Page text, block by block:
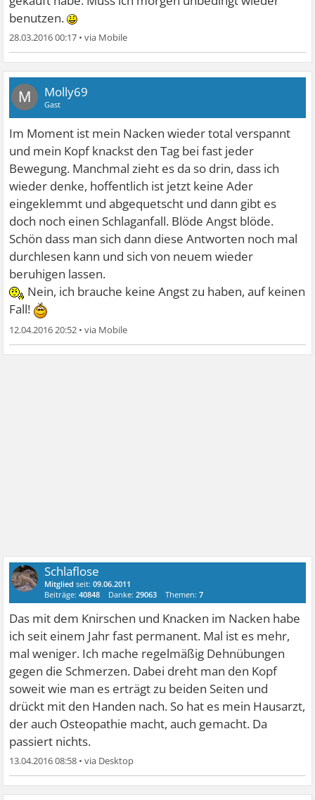
benutzen.
28.03.2016 00:17 •
M Molly69
Gast
Im Moment ist mein Nacken wieder total verspannt
und mein Kopf knackst den Tag bei fast jeder
Bewegung. Manchmal zieht es da so drin, dass ich
wieder denke, hoffentlich ist jetzt keine Ader
eingeklemmt und abgequetscht und dann gibt es
doch noch einen Schlaganfall. Blöde Angst blöde.
Schön dass man sich dann diese Antworten noch mal
durchlesen kann und sich von neuem wieder
beruhigen lassen.
Nein, ich brauche keine Angst zu haben, auf keinen
Fall!
12.04.2016 20:52 •
Schlaflose
Mitglied seit:09.06.2011
Beiträge:40848 Danke:29063 Themen:7
Das mit dem Knirschen und Knacken im Nacken habe
ich seit einem Jahr fast permanent. Mal ist es mehr,
mal weniger. Ich mache regelmäßig Dehnübungen
gegen die Schmerzen. Dabei dreht man den Kopf
soweit wie man es erträgt zu beiden Seiten und
drückt mit den Handen nach. So hat es mein Hausarzt,
der auch Osteopathie macht, auch gemacht. Da
passiert nichts.
13.04.2016 08:58 •